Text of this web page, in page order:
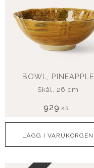
BOWL, PINEAPPLE
Skål, 26 cm
929 KR